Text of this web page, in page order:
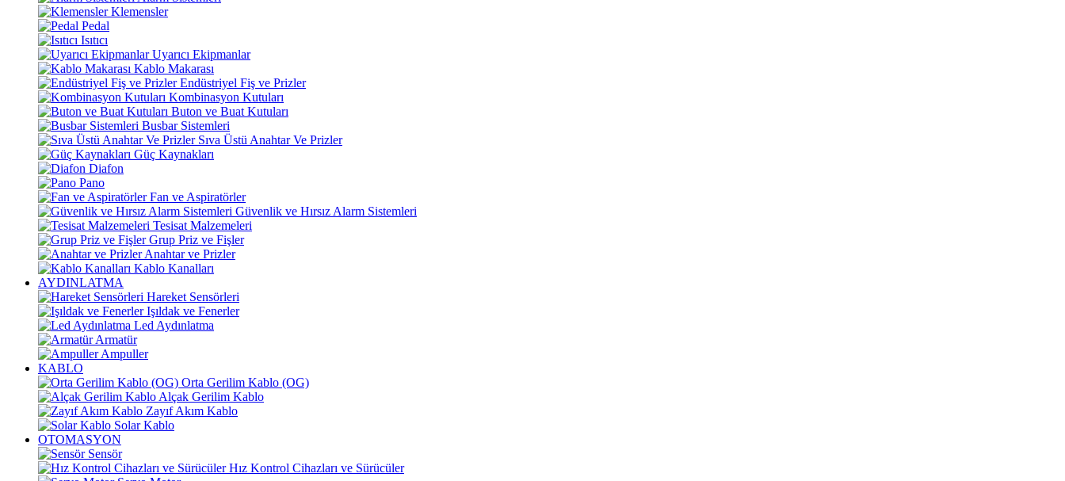
Klemensler
Pedal
Isıtıcı
Uyarıcı Ekipmanlar
Kablo Makarası
Endüstriyel Fiş ve Prizler
Kombinasyon Kutuları
Buton ve Buat Kutuları
Busbar Sistemleri
Sıva Üstü Anahtar Ve Prizler
Güç Kaynakları
Diafon
Pano
Fan ve Aspiratörler
Güvenlik ve Hırsız Alarm Sistemleri
Tesisat Malzemeleri
Grup Priz ve Fişler
Anahtar ve Prizler
Kablo Kanalları
AYDINLATMA
Hareket Sensörleri
Işıldak ve Fenerler
Led Aydınlatma
Armatür
Ampuller
KABLO
Orta Gerilim Kablo (OG)
Alçak Gerilim Kablo
Zayıf Akım Kablo
Solar Kablo
OTOMASYON
Sensör
Hız Kontrol Cihazları ve Sürücüler